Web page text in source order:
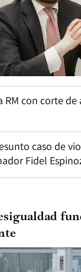
RM con corte
caso de
Fidel